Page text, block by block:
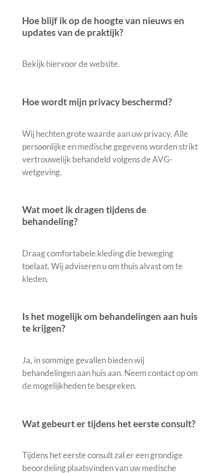
Hoe blijf ik op de hoogte van nieuws en
updates van de praktijk?
Bekijk hiervoor de website.
Hoe wordt mijn privacy beschermd?
Wij hechten grote waarde aan uw privacy. Alle
persoonlijke en medische gegevens worden strikt
vertrouwelijk behandeld volgens de AVG-
wetgeving.
Wat moet ik dragen tijdens de
behandeling?
Draag comfortabele kleding die beweging
toelaat. Wij adviseren u om thuis alvast om te
kleden.
Is het mogelijk om behandelingen aan huis
te krijgen?
Ja, in sommige gevallen bieden wij
behandelingen aan huis aan. Neem contact op om
de mogelijkheden te bespreken.
Wat gebeurt er tijdens het eerste consult?
Tijdens het eerste consult zal er een grondige
beoordeling plaatsvinden van uw medische